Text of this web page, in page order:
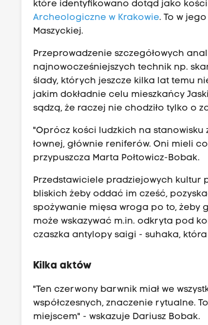
które identyfikowano dotąd jako
Archeologiczne w Krakowie. To w
Maszyckiej.
Przeprowadzenie szczegółowych
najnowocześniejszych technik np.
ślady, których jeszcze kilka lat temu
jakim dokładnie celu mieszkańcy
sądzą, że raczej nie chodziło tylko o
"Oprócz kości ludzkich na stanowisku
łownej, głównie reniferów. Oni mieli
przypuszcza Marta Połtowicz-Bobak.
Przedstawiciele pradziejowych kultur
bliskich żeby oddać im cześć,
spożywanie mięsa wroga po to, żeby
może wskazywać m.in. odkryta pod
czaszka antylopy saigi - suhaka,
Kilka aktów
"Ten czerwony barwnik miał we
współczesnych, znaczenie rytualne.
miejscem" - wskazuje Dariusz Bobak.